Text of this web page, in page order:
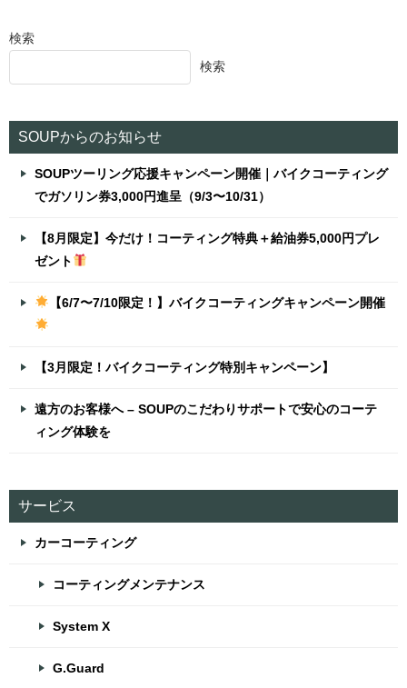
検索
検索
SOUPからのお知らせ
SOUPツーリング応援キャンペーン開催｜バイクコーティング
でガソリン券3,000円進呈（9/3〜10/31）
【8月限定】今だけ！コーティング特典＋給油券5,000円プレ
ゼント
【6/7〜7/10限定！】バイクコーティングキャンペーン開催
【3月限定！バイクコーティング特別キャンペーン】
遠方のお客様へ – SOUPのこだわりサポートで安心のコーテ
ィング体験を
サービス
カーコーティング
コーティングメンテナンス
System X
G.Guard